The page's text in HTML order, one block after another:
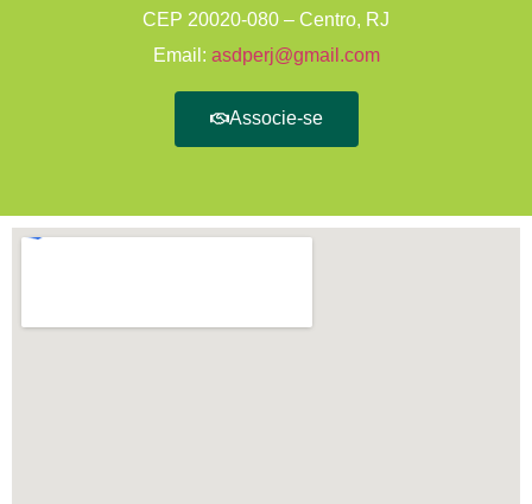
CEP 20020-080 – Centro, RJ
Email: asdperj@gmail.com
Associe-se